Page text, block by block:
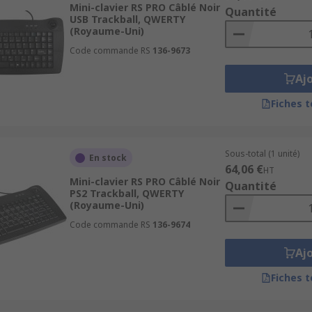
et du bras, réduisant le risque de TMS(Troubles
de préserver une bonne position de la main et peuvent
blanches et dans le secteur médical. Ces claviers
arrêt. Ils peuvent donc être mis hors tension pour
est important pour le contrôle des infections.
à pavé tactile. La souris se contrôle facilement
Mini-clavier RS PRO Câblé Noir
USB Trackball, QWERTY
(Royaume-Uni)
Code commande RS 136-9673
Quantité
Fiches
En stock
Mini-clavier RS PRO Câblé Noir
PS2 Trackball, QWERTY
(Royaume-Uni)
Code commande RS 136-9674
Sous-total (1 unité)
64,06 €HT
Quantité
Fiches